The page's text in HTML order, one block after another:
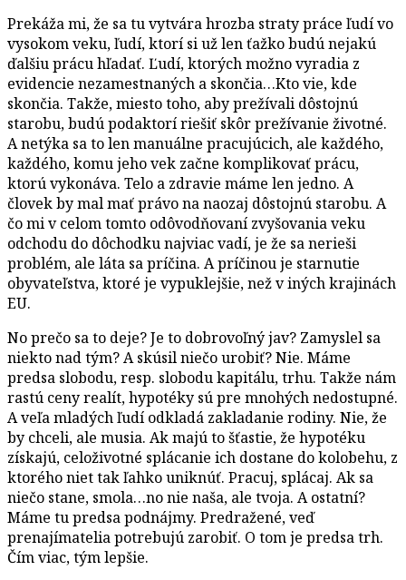
Prekáža mi, že sa tu vytvára hrozba straty práce ľudí vo
vysokom veku, ľudí, ktorí si už len ťažko budú nejakú
ďalšiu prácu hľadať. Ľudí, ktorých možno vyradia z
evidencie nezamestnaných a skončia…Kto vie, kde
skončia. Takže, miesto toho, aby prežívali dôstojnú
starobu, budú podaktorí riešiť skôr prežívanie životné.
A netýka sa to len manuálne pracujúcich, ale každého,
každého, komu jeho vek začne komplikovať prácu,
ktorú vykonáva. Telo a zdravie máme len jedno. A
človek by mal mať právo na naozaj dôstojnú starobu. A
čo mi v celom tomto odôvodňovaní zvyšovania veku
odchodu do dôchodku najviac vadí, je že sa nerieši
problém, ale láta sa príčina. A príčinou je starnutie
obyvateľstva, ktoré je vypuklejšie, než v iných krajinách
EU.
No prečo sa to deje? Je to dobrovoľný jav? Zamyslel sa
niekto nad tým? A skúsil niečo urobiť? Nie. Máme
predsa slobodu, resp. slobodu kapitálu, trhu. Takže nám
rastú ceny realít, hypotéky sú pre mnohých nedostupné.
A veľa mladých ľudí odkladá zakladanie rodiny. Nie, že
by chceli, ale musia. Ak majú to šťastie, že hypotéku
získajú, celoživotné splácanie ich dostane do kolobehu, z
ktorého niet tak ľahko uniknúť. Pracuj, splácaj. Ak sa
niečo stane, smola…no nie naša, ale tvoja. A ostatní?
Máme tu predsa podnájmy. Predražené, veď
prenajímatelia potrebujú zarobiť. O tom je predsa trh.
Čím viac, tým lepšie.